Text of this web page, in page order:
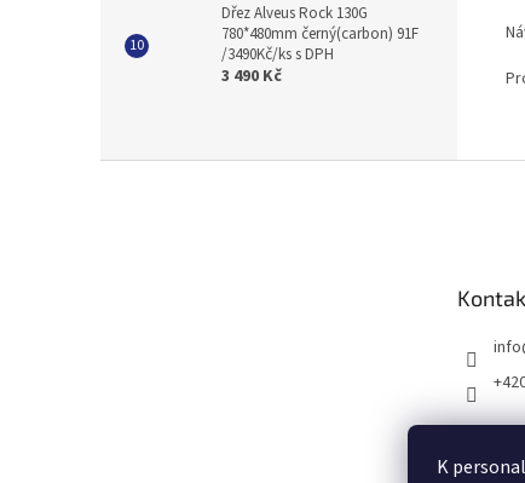
K
Dřez Alveus Rock 130G
780*480mm černý(carbon) 91F
/3490Kč/ks s DPH
3 490 Kč
info